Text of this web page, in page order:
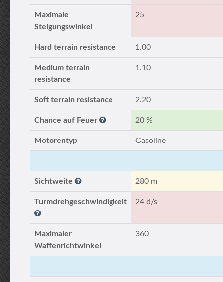
Maximale
Steigungswinkel
25
Hard terrain resistance 1.00
Medium terrain
resistance
1.10
Soft terrain resistance 2.20
Chance auf Feuer 20 %
Motorentyp Gasoline
Sichtweite 280 m
Turmdrehgeschwindigkeit 24 d/s
Maximaler
Waffenrichtwinkel
360